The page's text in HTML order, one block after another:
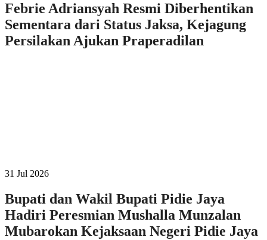
Febrie Adriansyah Resmi Diberhentikan
Sementara dari Status Jaksa, Kejagung
Persilakan Ajukan Praperadilan
31 Jul 2026
Bupati dan Wakil Bupati Pidie Jaya
Hadiri Peresmian Mushalla Munzalan
Mubarokan Kejaksaan Negeri Pidie Jaya